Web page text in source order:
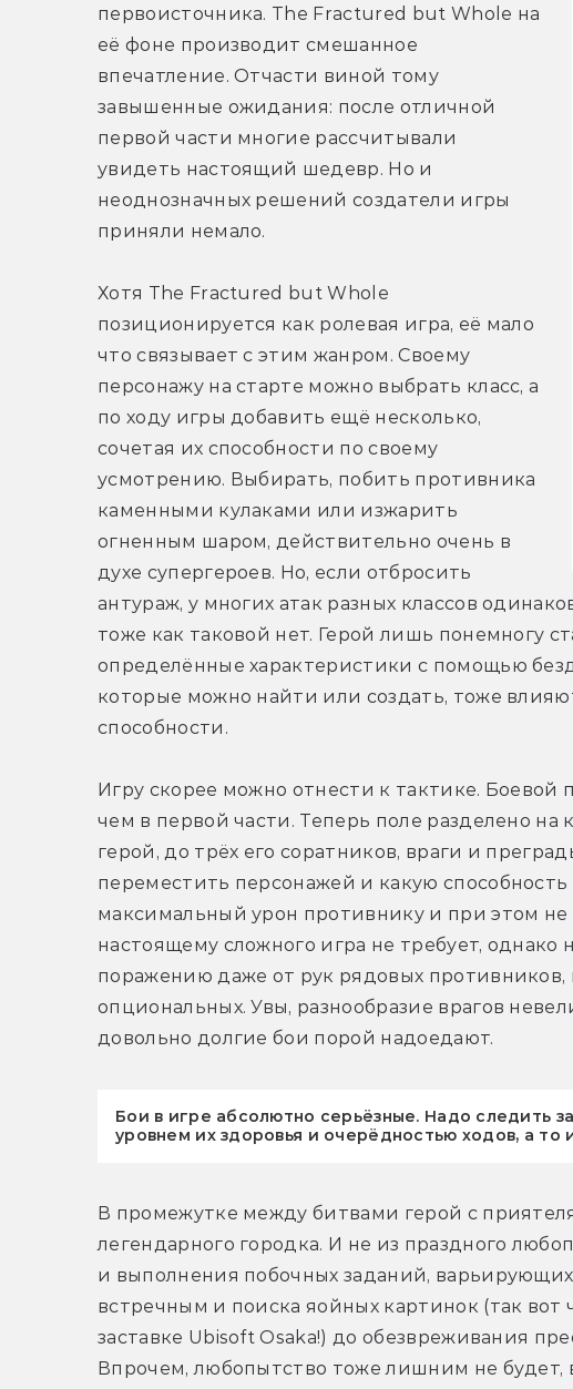
первоисточника. The Fractured but Whole на
её фоне производит смешанное
впечатление. Отчасти виной тому
завышенные ожидания: после отличной
первой части многие рассчитывали
увидеть настоящий шедевр. Но и
неоднозначных решений создатели игры
приняли немало.
Хотя The Fractured but Whole
позиционируется как ролевая игра, её мало
что связывает с этим жанром. Своему
персонажу на старте можно выбрать класс, а
по ходу игры добавить ещё несколько,
сочетая их способности по своему
усмотрению. Выбирать, побить противника
каменными кулаками или изжарить
огненным шаром, действительно очень в
духе супергероев. Но, если отбросить
антураж, у многих атак разных классов
тоже как таковой нет. Герой лишь понемногу
определённые характеристики с помощью
которые можно найти или создать, тоже
способности.
Игру скорее можно отнести к тактике. Боевой
чем в первой части. Теперь поле разделено на
герой, до трёх его соратников, враги и
переместить персонажей и какую
максимальный урон противнику и при этом не
настоящему сложного игра не требует,
поражению даже от рук рядовых противников,
опциональных. Увы, разнообразие врагов
довольно долгие бои порой надоедают.
Бои в игре абсолютно серьёзные. Надо следить
уровнем их здоровья и очерёдностью ходов, а то
В промежутке между битвами герой с
легендарного городка. И не из праздного
и выполнения побочных заданий,
встречным и поиска яойных картинок (так вот
заставке Ubisoft Osaka!) до обезвреживания
Впрочем, любопытство тоже лишним не